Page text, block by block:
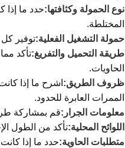
نوع الحمولة وكثافتها:حدد ما إذا
المختلطة.
حمولة التشغيل الفعلية:توفير كل
طريقة التحميل والتفريغ:تأكد
الحاويات.
ظروف الطريق: اشرح ما إذا
الممرات العابرة للحدود.
معلومات الجرار:قم بمشاركة
اللوائح المحلية:تأكد من الطول
متطلبات الحاوية:حدد ما إذا كانت